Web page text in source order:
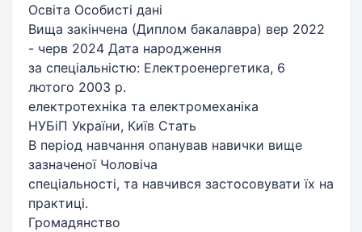
Освіта Особисті дані
Вища закінчена (Диплом бакалавра) вер 2022
- черв 2024 Дата народження
за спеціальністю: Електроенергетика, 6
лютого 2003 р.
електротехніка та електромеханіка
НУБіП України, Київ Стать
В період навчання опанував навички вище
зазначеної Чоловіча
спеціальності, та навчився застосовувати їх на
практиці.
Громадянство